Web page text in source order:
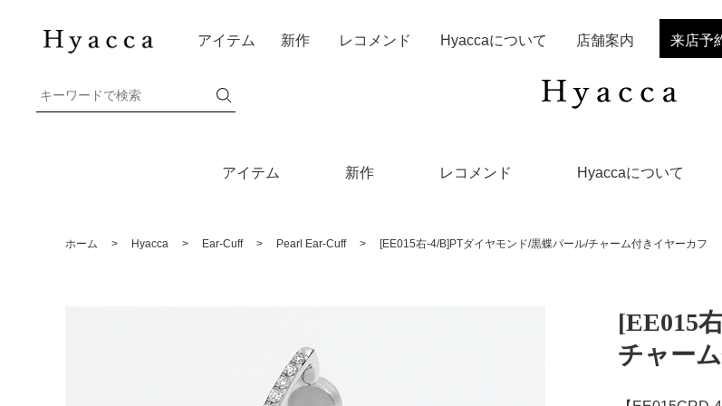
アイテム 新作 レコメンド Hyaccaについて
アイテム 新作 レコメンド Hyaccaについて 店舗案内 来店予
ホーム > Hyacca > Ear-Cuff > Pearl Ear-Cuff > [EE015右-4/B]PTダイヤモンド/黒蝶パール/チャーム付きイヤーカフ
[EE015
チャー